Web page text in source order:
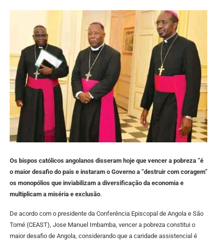
Os bispos católicos angolanos disseram hoje que vencer a pobreza “é
o maior desafio do pais e instaram o Governo a “destruir com coragem”
os monopólios que inviabilizam a diversificação da economia e
multiplicam a miséria e exclusão.
De acordo com o presidente da Conferência Episcopal de Angola e São
Tomé (CEAST), Jose Manuel Imbamba, vencer a pobreza constitui o
maior desafio de Angola, considerando que a caridade assistencial é